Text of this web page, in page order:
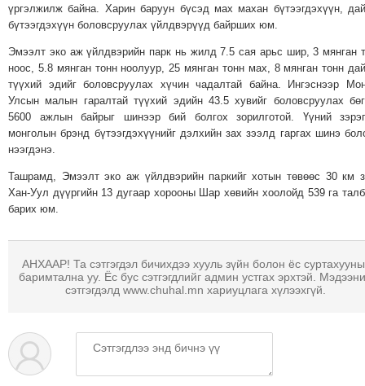
СОНГУУЛИЙН
ЭРГЭН
ТОЙРОНД
29
ДҮГЭЭР
СУРГУУЛИЙН
ЭРГЭН
ТОЙРОНД
ЗӨРЧЛИЙН
ХУУЛИЙН
ЭРГЭН
ЕРӨНХИЙЛӨГЧИЙН
СОНГУУЛЬ-2017
үргэлжилж байна. Харин баруун бүсэд мах махан бүтээгдэхүүн,
бүтээгдэхүүн боловсруулах үйлдвэрүүд байрших юм.
Эмээлт эко аж үйлдвэрийн парк нь жилд 7.5 сая арьс шир, 3 мянган
ноос, 5.8 мянган тонн ноолуур, 25 мянган тонн мах, 8 мянган тонн
түүхий эдийг боловсруулах хүчин чадалтай байна. Ингэснээр
Улсын малын гаралтай түүхий эдийн 43.5 хувийг боловсруулах
5600 ажлын байрыг шинээр бий болгох зорилготой. Үүний
монголын брэнд бүтээгдэхүүнийг дэлхийн зах зээлд гаргах шинэ
нээгдэнэ.
Ташрамд, Эмээлт эко аж үйлдвэрийн паркийг хотын төвөөс 30 км
Хан-Уул дүүргийн 13 дугаар хорооны Шар хөвийн хоолойд 539 га
барих юм.
АНХААР! Та сэтгэгдэл бичихдээ хууль зүйн болон ёс
баримтална уу. Ёс бус сэтгэгдлийг админ устгах эрхтэй.
сэтгэгдэлд www.chuhal.mn хариуцлага хүлээхгүй.